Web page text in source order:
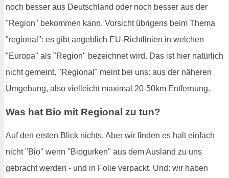
noch besser aus Deutschland oder noch besser aus der
"Region" bekommen kann. Vorsicht übrigens beim Thema
"regional": es gibt angeblich EU-Richtlinien in welchen
"Europa" als "Region" bezeichnet wird. Das ist hier natürlich
nicht gemeint. "Regional" meint bei uns: aus der näheren
Umgebung, also vielleicht maximal 20-50km Entfernung.
Was hat Bio mit Regional zu tun?
Auf den ersten Blick nichts. Aber wir finden es halt einfach
nicht "Bio" wenn "Biogurken" aus dem Ausland zu uns
gebracht werden - und in Folie verpackt. Und: wir haben